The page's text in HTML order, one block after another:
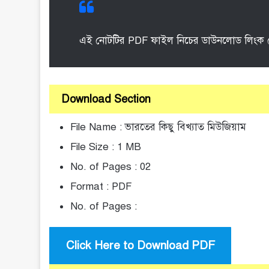
এই নোটটির PDF ফাইল নিচের ডাউনলোড লিংক
Download Section
File Name : ভারতের কিছু বিখ্যাত মিউজিয়াম
File Size : 1 MB
No. of Pages : 02
Format : PDF
No. of Pages :
Click Here to Download PDF